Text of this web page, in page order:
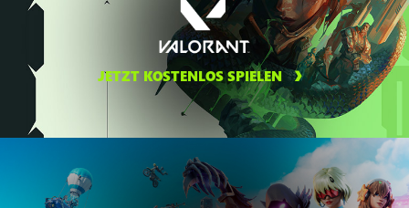
JETZT KOSTENLOS SPIELEN